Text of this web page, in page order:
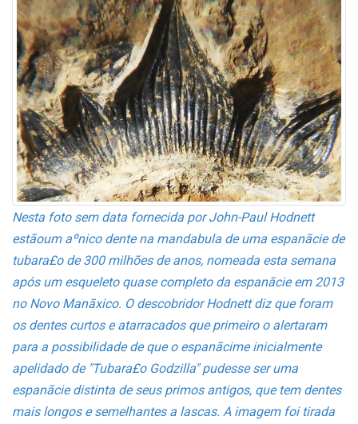
Nesta foto sem data fornecida por John-Paul Hodnett
estãoum aºnico dente na manda­bula de uma espanãcie de
tubara£o de 300 milhões de anos, nomeada esta semana
após um esqueleto quase completo da espanãcie em 2013
no Novo Manãxico. O descobridor Hodnett diz que foram
os dentes curtos e atarracados que primeiro o alertaram
para a possibilidade de que o espanãcime inicialmente
apelidado de "Tubara£o Godzilla" pudesse ser uma
espanãcie distinta de seus primos antigos, que tem dentes
mais longos e semelhantes a lascas. A imagem foi tirada